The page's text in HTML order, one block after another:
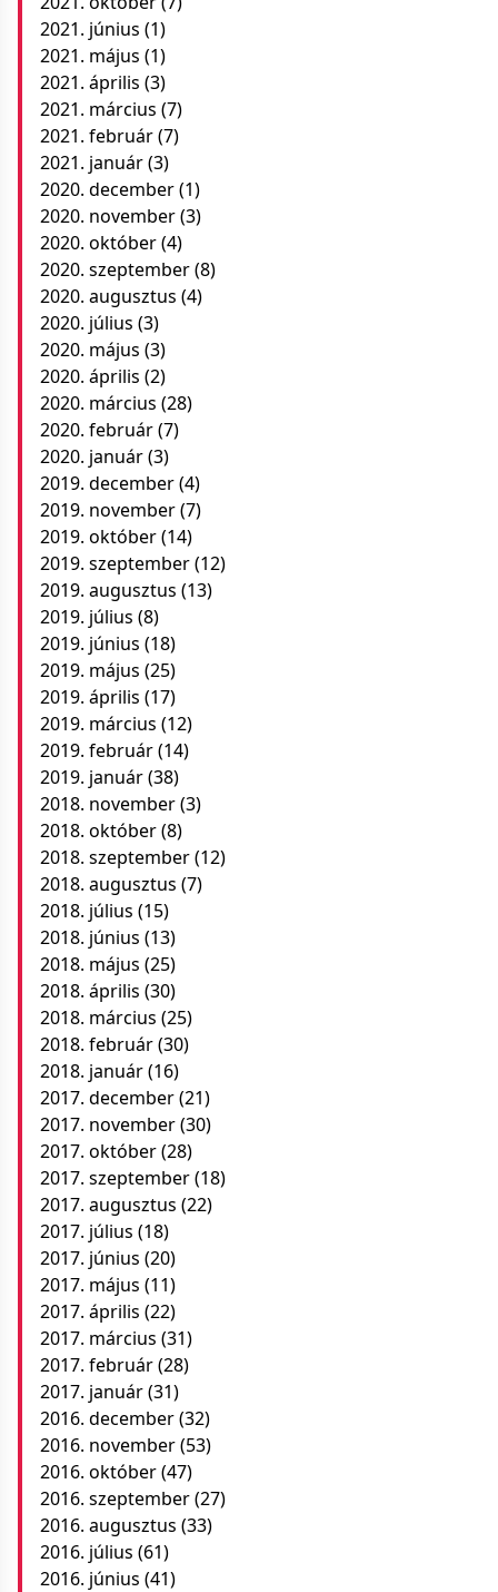
2021. június (1)
2021. május (1)
2021. április (3)
2021. március (7)
2021. február(7)
2021. január(3)
2020. december(1)
2020. november(3)
2020. október(4)
2020. szeptember(8)
2020. augusztus (4)
2020. július (3)
2020. május (3)
2020. április (2)
2020. március (28)
2020. február(7)
2020. január(3)
2019. december(4)
2019. november(7)
2019. október(14)
2019. szeptember(12)
2019. augusztus (13)
2019. július (8)
2019. június (18)
2019. május (25)
2019. április (17)
2019. március (12)
2019. február(14)
2019. január(38)
2018. november(3)
2018. október(8)
2018. szeptember(12)
2018. augusztus (7)
2018. július (15)
2018. június (13)
2018. május (25)
2018. április (30)
2018. március (25)
2018. február(30)
2018. január(16)
2017. december(21)
2017. november(30)
2017. október(28)
2017. szeptember(18)
2017. augusztus (22)
2017. július (18)
2017. június (20)
2017. május (11)
2017. április (22)
2017. március (31)
2017. február(28)
2017. január(31)
2016. december(32)
2016. november(53)
2016. október(47)
2016. szeptember(27)
2016. augusztus (33)
2016. július (61)
2016. június (41)